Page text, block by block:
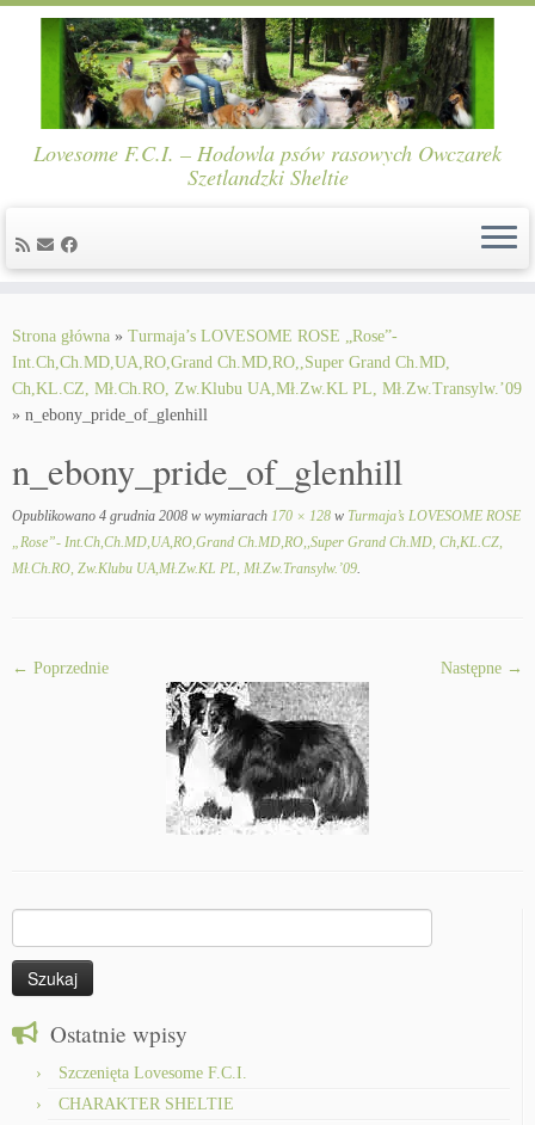
content
Lovesome F.C.I. – Hodowla psów rasowych Owczarek
Szetlandzki Sheltie
Strona główna » Turmaja’s LOVESOME ROSE „Rose”-
Int.Ch,Ch.MD,UA,RO,Grand Ch.MD,RO,,Super Grand Ch.MD,
Ch,KL.CZ, Mł.Ch.RO, Zw.Klubu UA,Mł.Zw.KL PL, Mł.Zw.Transylw.’09
» n_ebony_pride_of_glenhill
n_ebony_pride_of_glenhill
Opublikowano 4 grudnia 2008 w wymiarach 170 × 128 w Turmaja’s LOVESOME ROSE
„Rose”- Int.Ch,Ch.MD,UA,RO,Grand Ch.MD,RO,,Super Grand Ch.MD, Ch,KL.CZ,
Mł.Ch.RO, Zw.Klubu UA,Mł.Zw.KL PL, Mł.Zw.Transylw.’09.
← Poprzednie Następne →
Ostatnie wpisy
Szczenięta Lovesome F.C.I.
CHARAKTER SHELTIE